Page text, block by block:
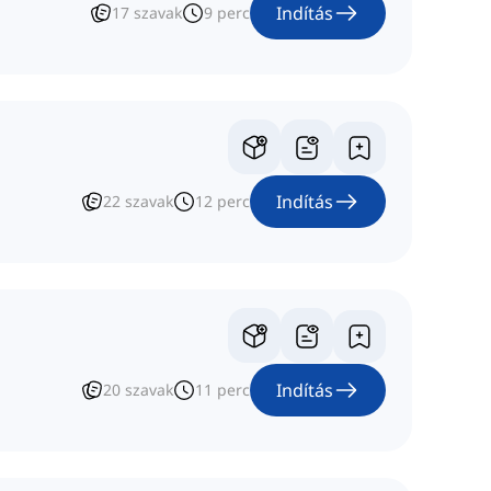
17 szavak 9 perc Indítás
22 szavak 12 perc Indítás
20 szavak 11 perc Indítás